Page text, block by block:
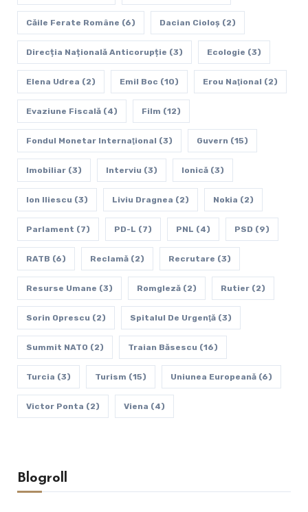
Căile Ferate Române (6) Dacian Cioloș(2)
Direcția Națională Anticorupție (3) Ecologie (3)
Elena Udrea (2) Emil Boc (10) Erou Naţional (2)
Evaziune Fiscală(4) Film (12)
Fondul Monetar Internaţional (3) Guvern (15)
Imobiliar(3) Interviu (3) Ionică(3)
Ion Iliescu (3) Liviu Dragnea (2) Nokia (2)
Parlament (7) PD-L (7) PNL (4) PSD (9)
RATB (6) Reclamă(2) Recrutare (3)
Resurse Umane (3) Romgleză(2) Rutier(2)
Sorin Oprescu (2) Spitalul De Urgenţă(3)
Summit NATO (2) Traian Băsescu (16)
Turcia (3) Turism (15) Uniunea Europeană(6)
Victor Ponta (2) Viena (4)
Blogroll